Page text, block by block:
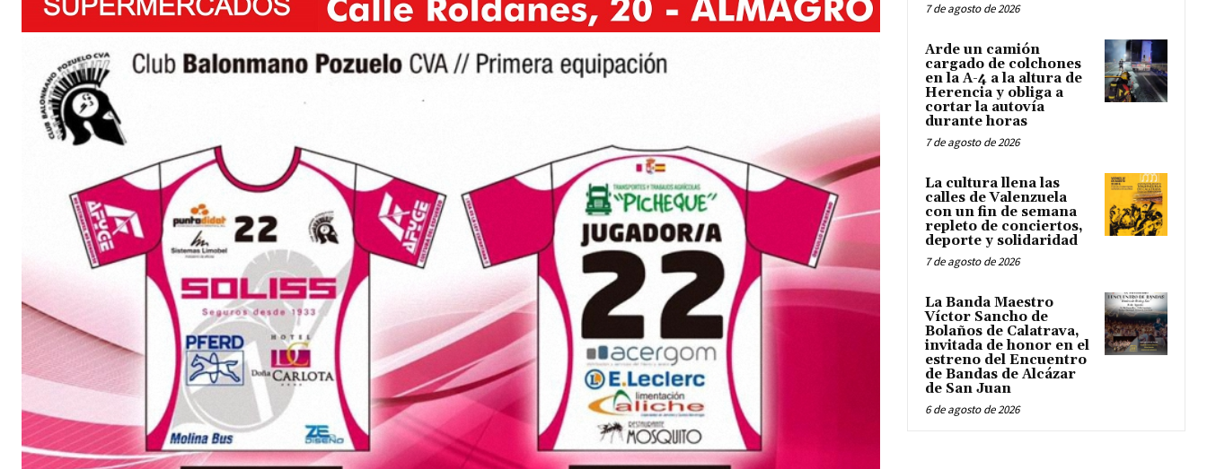
7 de agosto de 2026
Arde un camión
cargado de colchones
en la A-4 a la altura de
Herencia y obliga a
cortar la autovía
durante horas
7 de agosto de 2026
La cultura llena las
calles de Valenzuela
con un fin de semana
repleto de conciertos,
deporte y solidaridad
7 de agosto de 2026
La Banda Maestro
Víctor Sancho de
Bolaños de Calatrava,
invitada de honor en el
estreno del Encuentro
de Bandas de Alcázar
de San Juan
6 de agosto de 2026